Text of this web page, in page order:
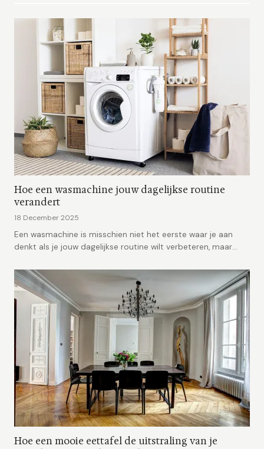
Hoe een wasmachine jouw dagelijkse routine
verandert
18 December 2025
Een wasmachine is misschien niet het eerste waar je aan
denkt als je jouw dagelijkse routine wilt verbeteren, maar
Hoe een mooie eettafel de uitstraling van je